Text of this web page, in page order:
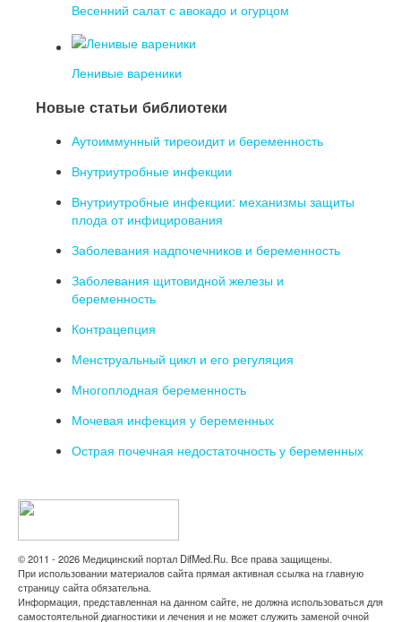
Весенний салат с авокадо и огурцом
Ленивые вареники
Новые статьи библиотеки
Аутоиммунный тиреоидит и беременность
Внутриутробные инфекции
Внутриутробные инфекции: механизмы защиты
плода от инфицирования
Заболевания надпочечников и беременность
Заболевания щитовидной железы и
беременность
Контрацепция
Менструальный цикл и его регуляция
Многоплодная беременность
Мочевая инфекция у беременных
Острая почечная недостаточность у беременных
© 2011 - 2026 Медицинский портал DifMed.Ru. Все права защищены.
При использовании материалов сайта прямая активная ссылка на главную
страницу сайта обязательна.
Информация, представленная на данном сайте, не должна использоваться для
самостоятельной диагностики и лечения и не может служить заменой очной